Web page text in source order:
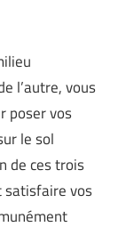
l’autre, vous
poser vos
le sol
de ces trois
satisfaire vos